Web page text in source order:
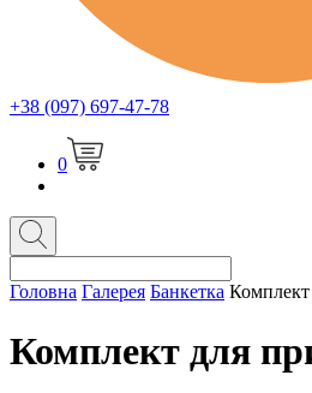
+38 (097) 697-47-78
0
Головна Галерея Банкетка
Комплект для